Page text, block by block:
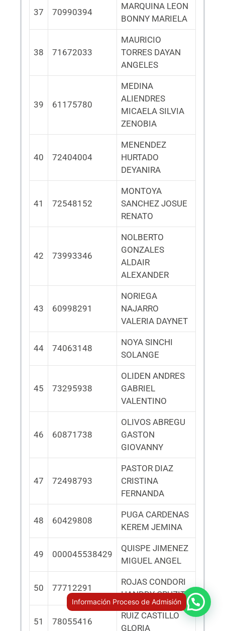
37 70990394
MARQUINA LEON
BONNY MARIELA
38 71672033
MAURICIO
TORRES DAYAN
ANGELES
39 61175780
MEDINA
ALIENDRES
MICAELA SILVIA
ZENOBIA
40 72404004
MENENDEZ
HURTADO
DEYANIRA
41 72548152
MONTOYA
SANCHEZ JOSUE
RENATO
42 73993346
NOLBERTO
GONZALES
ALDAIR
ALEXANDER
43 60998291
NORIEGA
NAJARRO
VALERIA DAYNET
44 74063148
NOYA SINCHI
SOLANGE
45 73295938
OLIDEN ANDRES
GABRIEL
VALENTINO
46 60871738
OLIVOS ABREGU
GASTON
GIOVANNY
47 72498793
PASTOR DIAZ
CRISTINA
FERNANDA
48 60429808
PUGA CARDENAS
KEREM JEMINA
49 000045538429
QUISPE JIMENEZ
MIGUEL ANGEL
50 77712291
ROJAS CONDORI
HANDDY CRUZITO
51 78055416
RUIZ CASTILLO
GLORIA